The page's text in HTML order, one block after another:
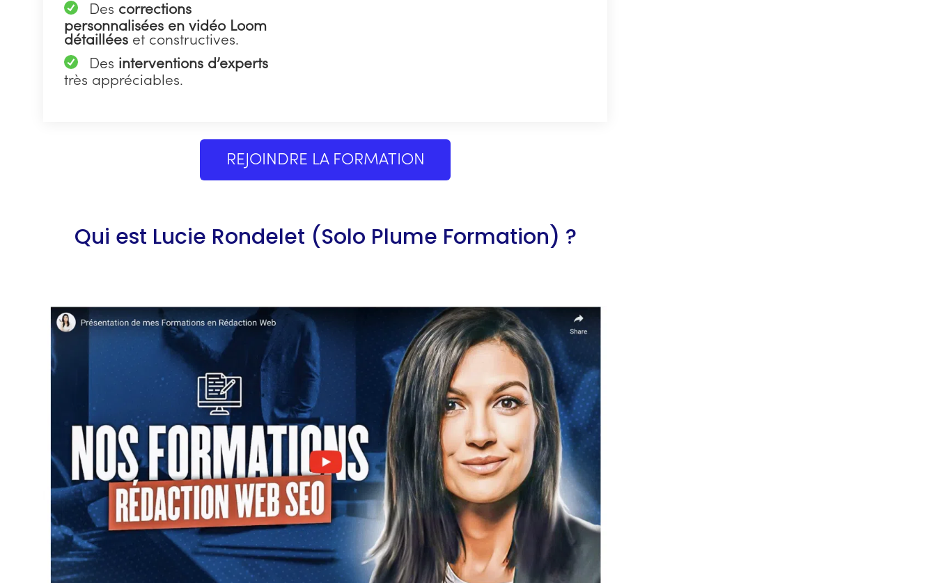
Des corrections
personnalisées en vidéo Loom
détaillées et constructives.
Des interventions d’experts
très appréciables.
REJOINDRE LA FORMATION
Qui est Lucie Rondelet (Solo Plume Formation) ?